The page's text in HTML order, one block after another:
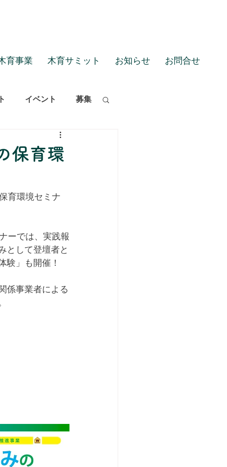
育事業 木育サミット お知らせ お問合せ
イベント 募集
保育環
育環境セミナ
ーでは、実践報
として登壇者と
験」も開催！
係事業者による